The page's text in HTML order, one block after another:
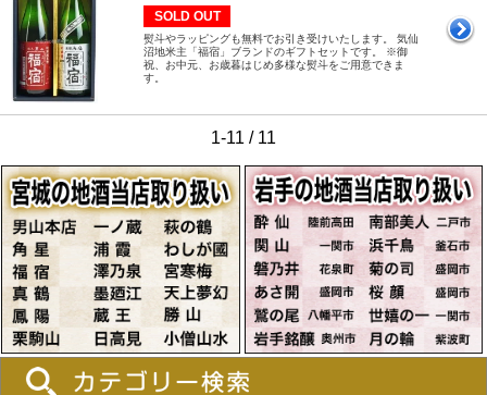
SOLD OUT
熨斗やラッピングも無料でお引き受けいたします。 気仙
沼地米主「福宿」ブランドのギフトセットです。 ※御
祝、お中元、お歳暮はじめ多様な熨斗をご用意できま
す。
1-11 / 11